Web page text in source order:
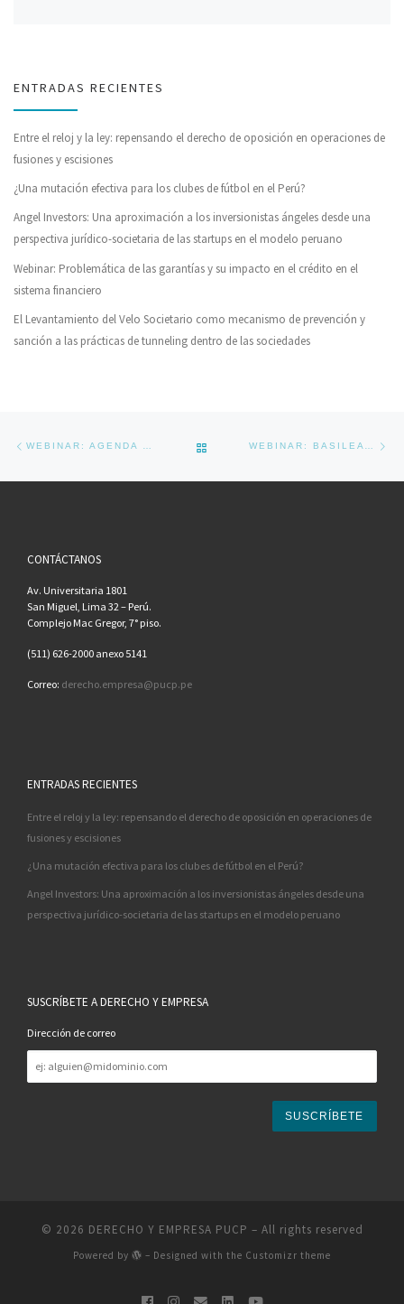
ENTRADAS RECIENTES
Entre el reloj y la ley: repensando el derecho de oposición en operaciones de
fusiones y escisiones
¿Una mutación efectiva para los clubes de fútbol en el Perú?
Angel Investors: Una aproximación a los inversionistas ángeles desde una
perspectiva jurídico-societaria de las startups en el modelo peruano
Webinar: Problemática de las garantías y su impacto en el crédito en el
sistema financiero
El Levantamiento del Velo Societario como mecanismo de prevención y
sanción a las prácticas de tunneling dentro de las sociedades
WEBINAR: AGENDA FISCAL 2024 BACK TO POST LIST WEBINAR: BASILEA III Y SU ADOPCIÓN EN EL SISTEMA FINANCIERO PERUANO
CONTÁCTANOS
Av. Universitaria 1801
San Miguel, Lima 32 – Perú.
Complejo Mac Gregor, 7° piso.
(511) 626-2000 anexo 5141
Correo: derecho.empresa@pucp.pe
ENTRADAS RECIENTES
Entre el reloj y la ley: repensando el derecho de oposición en operaciones de
fusiones y escisiones
¿Una mutación efectiva para los clubes de fútbol en el Perú?
Angel Investors: Una aproximación a los inversionistas ángeles desde una
perspectiva jurídico-societaria de las startups en el modelo peruano
SUSCRÍBETE A DERECHO Y EMPRESA
Dirección de correo
de
correo
© 2026 DERECHO Y EMPRESA PUCP – All rights reserved
Powered by – Designed with the Customizr theme